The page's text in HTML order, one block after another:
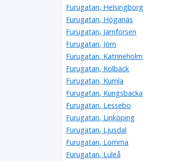
Furugatan, Helsingborg
Furugatan, Höganäs
Furugatan, Järnforsen
Furugatan, Jörn
Furugatan, Katrineholm
Furugatan, Kolbäck
Furugatan, Kumla
Furugatan, Kungsbacka
Furugatan, Lessebo
Furugatan, Linköping
Furugatan, Ljusdal
Furugatan, Lomma
Furugatan, Luleå